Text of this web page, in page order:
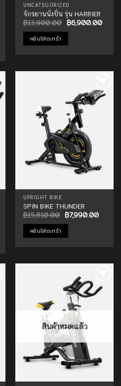
UNCATEGORIZED
จักรยานนั่งปั่น รุ่น HARRIER
฿13,900.00 Original
price
was:
฿6,900.00
หยิบใส่ตะกร้า
Add to
Wishlist
UPRIGHT BIKE
SPIN BIKE THUNDER
฿15,810.00 Original
price
was:
฿7,990.00
หยิบใส่ตะกร้า
Add to
Wishlist
สินค้าหมดแล้ว